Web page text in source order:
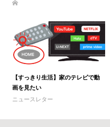
【すっきり生活】家のテレビで動
画を見たい
ニュースレター